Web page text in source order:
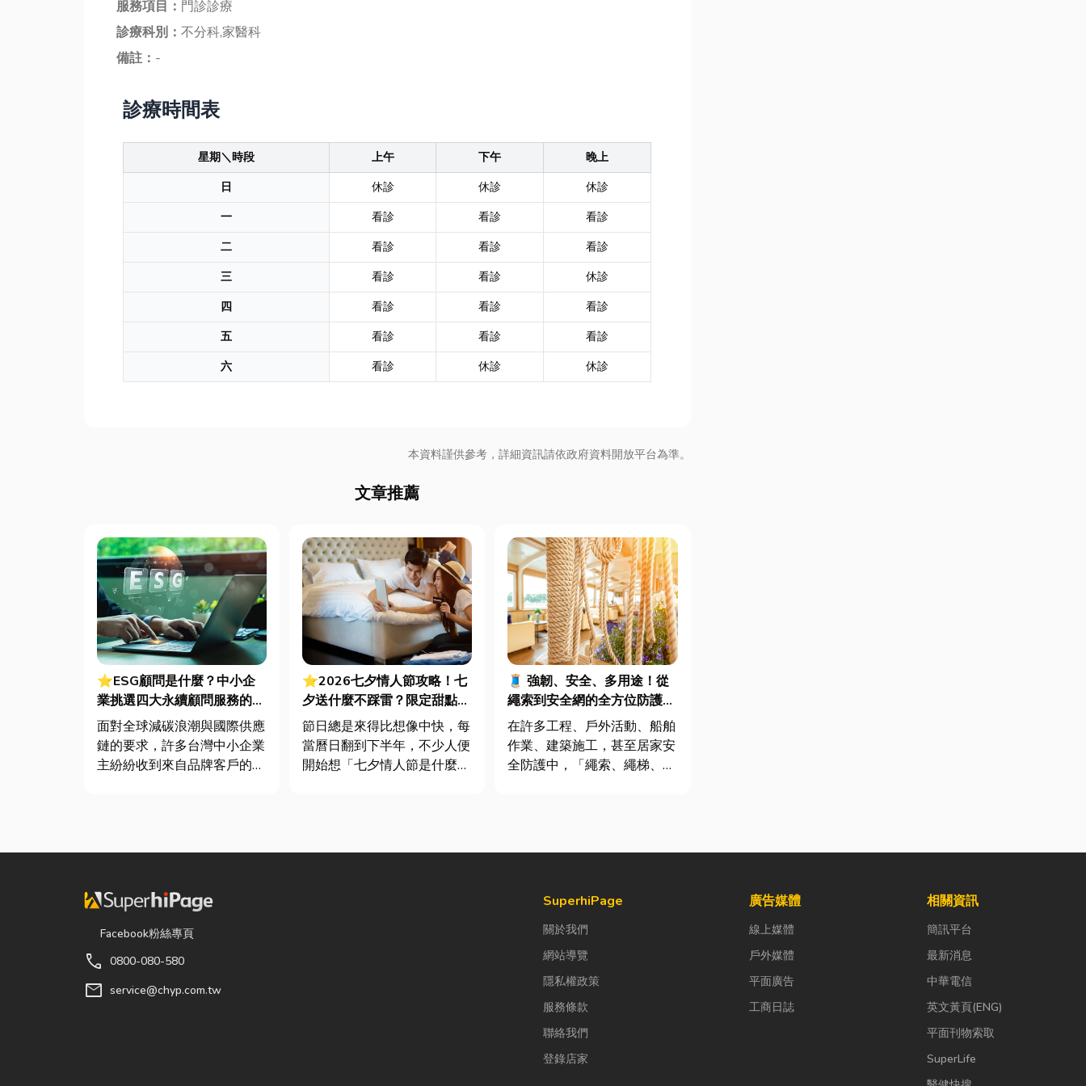
服務項目： 門診診療
診療科別： 不分科,家醫科
備註： -
診療時間表
星期＼時段 上午 下午
晚上
日
休診 休診
休診
一
看診 看診
看診
二
看診 看診
看診
三
看診 看診
休診
四
看診 看診
看診
五
看診 看診
看診
六
看診 休診 休診
本資料謹供參考，詳細資訊請依政府資料開放平台為準。
文章推薦
⭐ESG顧問是什麼？中小企
業挑選四大永續顧問服務的實
用指南
面對全球減碳浪潮與國際供應
鏈的要求，許多台灣中小企業
主紛紛收到來自品牌客戶的調
⭐2026七夕情人節攻略！七
夕送什麼不踩雷？限定甜點哪
裡買？台中甜點推薦一次看！
節日總是來得比想像中快，每
當曆日翻到下半年，不少人便
開始想「七夕情人節是什麼時
🧵 強韌、安全、多用途！從
繩索到安全網的全方位防護應
用指南
在許多工程、戶外活動、船舶
作業、建築施工，甚至居家安
全防護中，「繩索、繩梯、安
具備高強...
Facebook粉絲專頁
call 0800-080-580
mail service@chyp.com.tw
SuperhiPage
關於我們
網站導覽
隱私權政策
服務條款
聯絡我們
登錄店家
廣告媒體
線上媒體
戶外媒體
平面廣告
工商日誌
相關資訊
簡訊平台
最新消息
中華電信
英文黃頁(ENG)
平面刊物索取
SuperLife